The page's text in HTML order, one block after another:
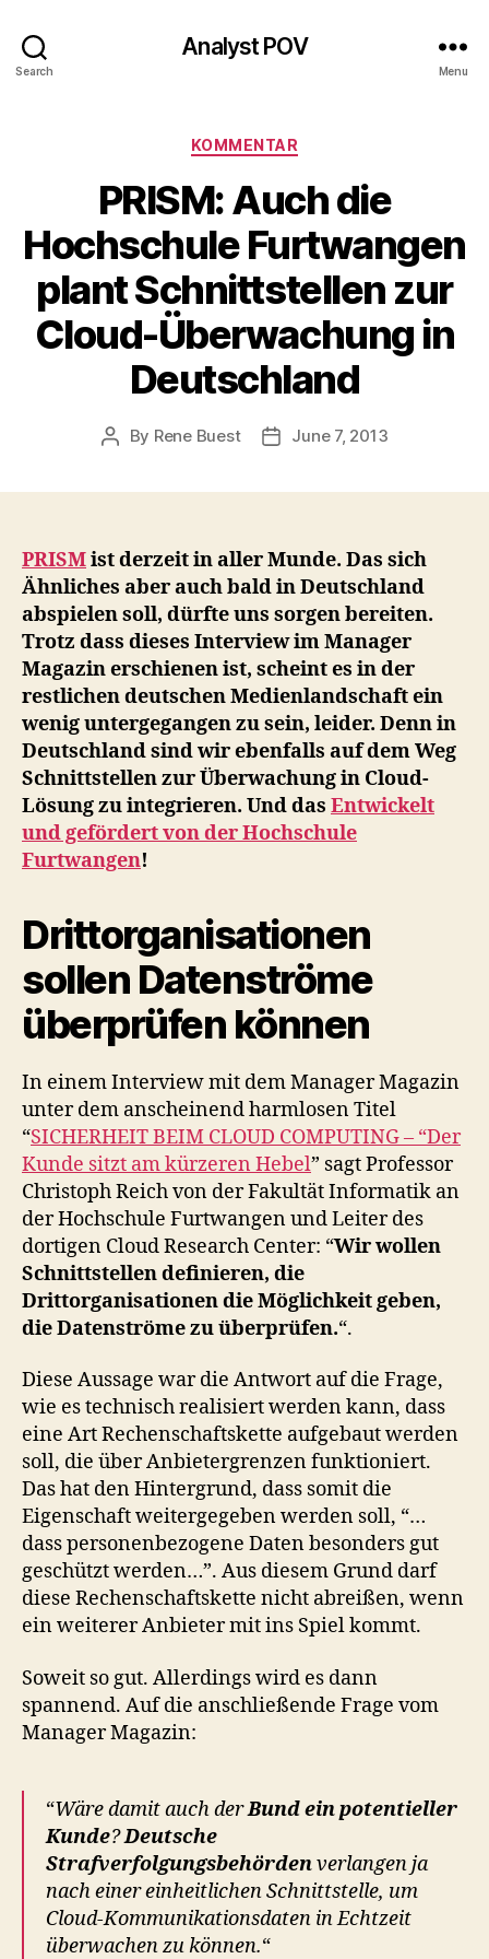
Search
Analyst POV
Menu
Categories
KOMMENTAR
PRISM: Auch die
Hochschule Furtwangen
plant Schnittstellen zur
Cloud-Überwachung in
Deutschland
Post
By Rene Buest
PostJune 7, 2013
PRISMist derzeit in aller Munde. Das sich
Ähnliches aber auch bald in Deutschland
abspielen soll, dürfte uns sorgen bereiten.
Trotz dass dieses Interview im Manager
Magazin erschienen ist, scheint es in der
restlichen deutschen Medienlandschaft ein
wenig untergegangen zu sein, leider. Denn in
Deutschland sind wir ebenfalls auf dem Weg
Schnittstellen zur Überwachung in Cloud-
Lösung zu integrieren. Und das Entwickelt
und gefördert von der Hochschule
Furtwangen!
Drittorganisationen
sollen Datenströme
überprüfen können
In einem Interview mit dem Manager Magazin
unter dem anscheinend harmlosen Titel
“SICHERHEIT BEIM CLOUD COMPUTING – “Der
Kunde sitzt am kürzeren Hebel” sagt Professor
Christoph Reich von der Fakultät Informatik an
der Hochschule Furtwangen und Leiter des
dortigen Cloud Research Center: “Wir wollen
Schnittstellen definieren, die
Drittorganisationen die Möglichkeit geben,
die Datenströme zu überprüfen.“.
Diese Aussage war die Antwort auf die Frage,
wie es technisch realisiert werden kann, dass
eine Art Rechenschaftskette aufgebaut werden
soll, die über Anbietergrenzen funktioniert.
Das hat den Hintergrund, dass somit die
Eigenschaft weitergegeben werden soll, “…
dass personenbezogene Daten besonders gut
geschützt werden…”. Aus diesem Grund darf
diese Rechenschaftskette nicht abreißen, wenn
ein weiterer Anbieter mit ins Spiel kommt.
Soweit so gut. Allerdings wird es dann
spannend. Auf die anschließende Frage vom
Manager Magazin:
“Wäre damit auch derBund ein potentieller
Kunde?Deutsche
Strafverfolgungsbehördenverlangen ja
nach einer einheitlichen Schnittstelle, um
Cloud-Kommunikationsdaten in Echtzeit
überwachen zu können.“